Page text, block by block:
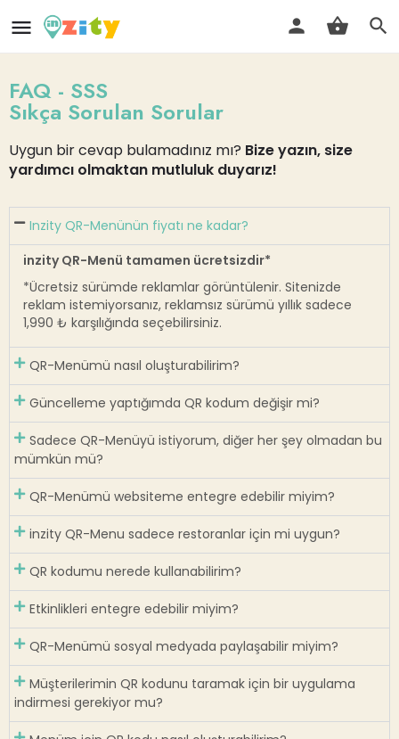
FAQ - SSS
Sıkça Sorulan Sorular
Uygun bir cevap bulamadınız mı? Bize yazın, size
yardımcı olmaktan mutluluk duyarız!
Inzity QR-Menünün fiyatı ne kadar?
inzity QR-Menü tamamen ücretsizdir*
*Ücretsiz sürümde reklamlar görüntülenir. Sitenizde
reklam istemiyorsanız, reklamsız sürümü yıllık sadece
1,990 ₺ karşılığında seçebilirsiniz.
QR-Menümü nasıl oluşturabilirim?
Güncelleme yaptığımda QR kodum değişir mi?
Sadece QR-Menüyü istiyorum, diğer her şey olmadan bu
mümkün mü?
QR-Menümü websiteme entegre edebilir miyim?
inzity QR-Menu sadece restoranlar için mi uygun?
QR kodumu nerede kullanabilirim?
Etkinlikleri entegre edebilir miyim?
QR-Menümü sosyal medyada paylaşabilir miyim?
Müşterilerimin QR kodunu taramak için bir uygulama
indirmesi gerekiyor mu?